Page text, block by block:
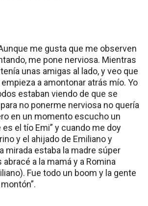
me gusta que me observen
me pone nerviosa. Mientras
unas amigas al lado, y veo que
a amontonar atrás mío. Yo
estaban viendo de que se
no ponerme nerviosa no quería
en un momento escucho un
el tío Emi” y cuando me doy
y el ahijado de Emiliano y
mirada estaba la madre súper
a la mamá y a Romina
Fue todo un boom y la gente